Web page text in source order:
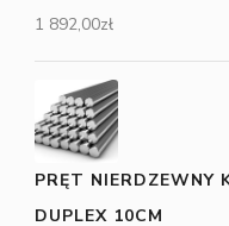
1 892,00zł
PRĘT NIERDZEWNY
DUPLEX 10CM